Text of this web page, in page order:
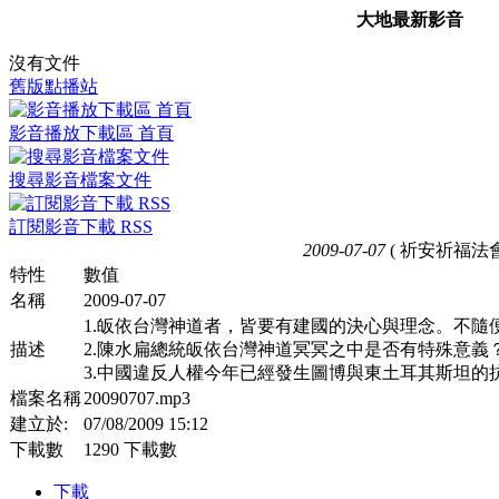
大地最新影音
沒有文件
舊版點播站
影音播放下載區 首頁
搜尋影音檔案文件
訂閱影音下載 RSS
2009-07-07( 祈安祈福法
特性
數值
名稱
2009-07-07
描述
1.皈依台灣神道者，皆要有建國的決心與理念。不隨
2.陳水扁總統皈依台灣神道冥冥之中是否有特殊意義
3.中國違反人權今年已經發生圖博與東土耳其斯坦
檔案名稱20090707.mp3
建立於:
07/08/2009 15:12
下載數
1290 下載數
下載